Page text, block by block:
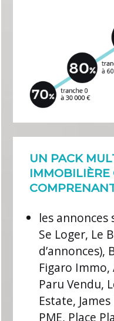
UN PACK
IMMOBILIÈRE
les annonces
Se Loger, Le
d’annonces),
Figaro Immo,
Paru Vendu,
Estate,
PME, Place